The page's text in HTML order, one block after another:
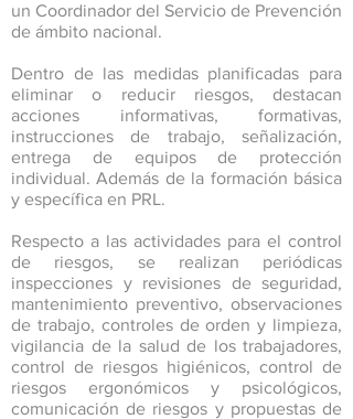
un Coordinador del Servicio de Prevención
de ámbito nacional.
Dentro de las medidas planificadas para
eliminar o reducir riesgos, destacan
acciones informativas, formativas,
instrucciones de trabajo, señalización,
entrega de equipos de protección
individual. Además de la formación básica
y específica en PRL.
Respecto a las actividades para el control
de riesgos, se realizan periódicas
inspecciones y revisiones de seguridad,
mantenimiento preventivo, observaciones
de trabajo, controles de orden y limpieza,
vigilancia de la salud de los trabajadores,
control de riesgos higiénicos, control de
riesgos ergonómicos y psicológicos,
comunicación de riesgos y propuestas de